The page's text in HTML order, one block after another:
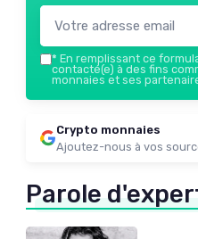
* En remplissant ce
contacté(e) à des fins
monnaies et ses
Crypto monnaies
Ajoutez-nous à vos
Parole